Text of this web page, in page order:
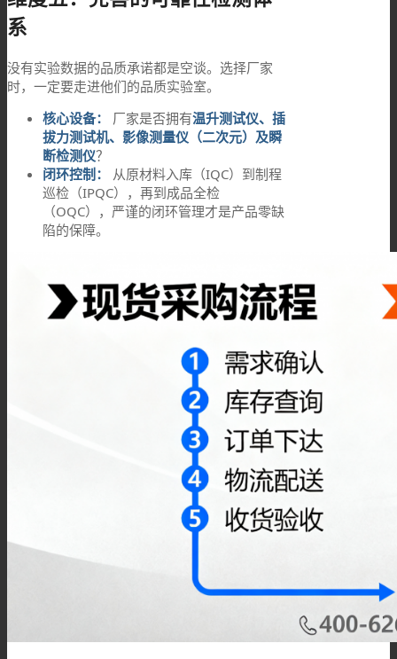
系
没有实验数据的品质承诺都是空谈。选择厂家
时，一定要走进他们的品质实验室。
核心设备：
厂家是否拥有温升测试仪、插
拔力测试机、影像测量仪（二次元）及瞬
断检测仪？
闭环控制：
从原材料入库（IQC）到制程
巡检（IPQC），再到成品全检
（OQC），严谨的闭环管理才是产品零缺
陷的保障。